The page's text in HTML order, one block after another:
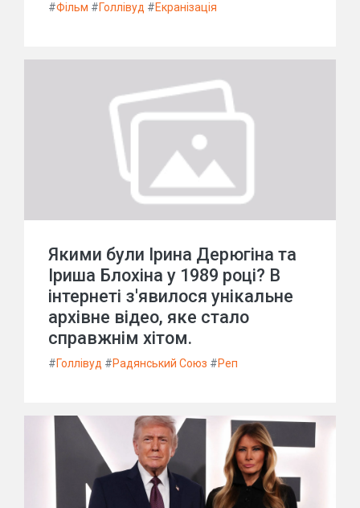
#Фільм #Голлівуд #Екранізація
Якими були Ірина Дерюгіна та
Іриша Блохіна у 1989 році? В
інтернеті з'явилося унікальне
архівне відео, яке стало
справжнім хітом.
#Голлівуд #Радянський Союз #Реп